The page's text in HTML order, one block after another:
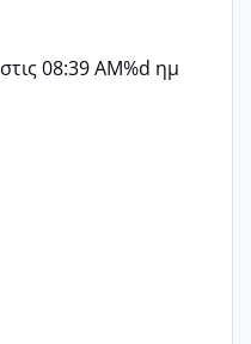
08:39 AM%d ημ